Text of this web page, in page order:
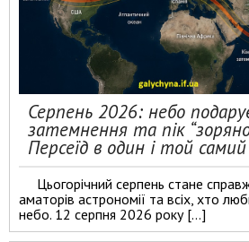
Серпень 2026: небо
затемнення та пік
Персеїд в один і той
Цьогорічний серпень стане
аматорів астрономії та всіх, хто
небо. 12 серпня 2026 року […]